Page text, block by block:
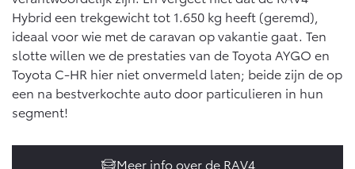
Hybrid een trekgewicht tot 1.650 kg heeft (geremd),
ideaal voor wie met de caravan op vakantie gaat. Ten
slotte willen we de prestaties van de Toyota AYGO en
Toyota C-HR hier niet onvermeld laten; beide zijn de op
een na bestverkochte auto door particulieren in hun
segment!
Meer info over de RAV4